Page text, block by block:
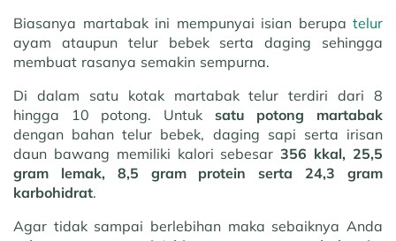
Biasanya martabak ini mempunyai isian berupa telur
ayam ataupun telur bebek serta daging sehingga
membuat rasanya semakin sempurna.
Di dalam satu kotak martabak telur terdiri dari 8
hingga 10 potong. Untuk satu potong martabak
dengan bahan telur bebek, daging sapi serta irisan
daun bawang memiliki kalori sebesar356 kkal, 25,5
gram lemak, 8,5 gram protein serta 24,3 gram
karbohidrat.
Agar tidak sampai berlebihan maka sebaiknya Anda